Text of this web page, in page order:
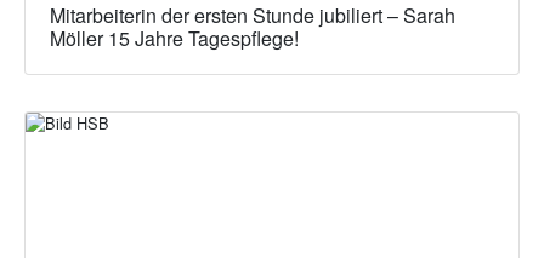
Mitarbeiterin der ersten Stunde jubiliert – Sarah
Möller 15 Jahre Tagespflege!